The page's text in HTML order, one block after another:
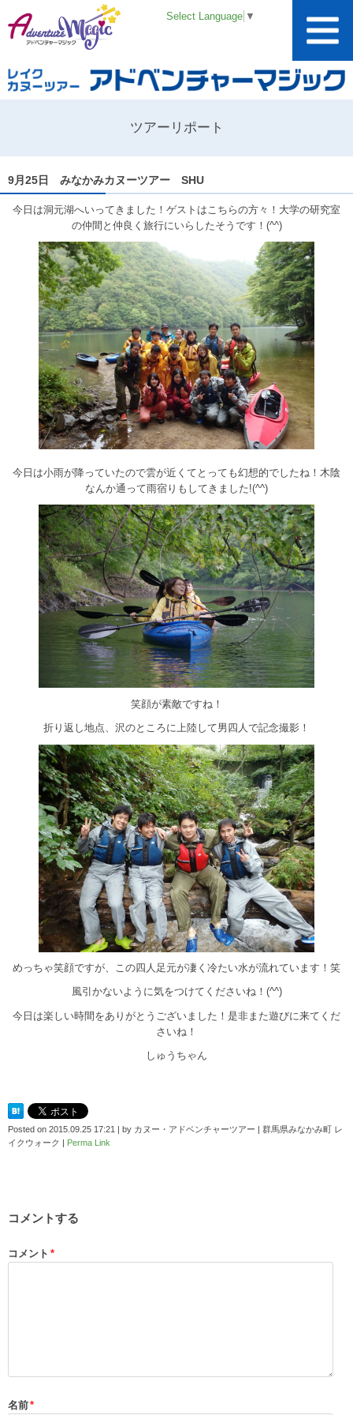
Select Language ▼
ツアーリポート
9月25日 みなかみカヌーツアー SHU
今日は洞元湖へいってきました！ゲストはこちらの方々！大学の研究室
の仲間と仲良く旅行にいらしたそうです！(^^)
今日は小雨が降っていたので雲が近くてとっても幻想的でしたね！木陰
なんか通って雨宿りもしてきました!(^^)
笑顔が素敵ですね！
折り返し地点、沢のところに上陸して男四人で記念撮影！
めっちゃ笑顔ですが、この四人足元が凄く冷たい水が流れています！笑
風引かないように気をつけてくださいね！(^^)
今日は楽しい時間をありがとうございました！是非また遊びに来てくだ
さいね！
しゅうちゃん
Posted on 2015.09.25 17:21 | by カヌー・アドベンチャーツアー | 群馬県みなかみ町 レ
イクウォーク | Perma Link
コメントする
コメント *
名前*